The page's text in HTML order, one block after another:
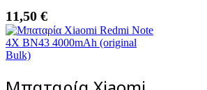
11,50 €